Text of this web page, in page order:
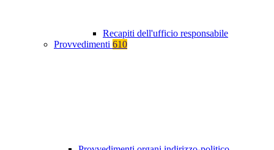
Recapiti dell'ufficio responsabile
Provvedimenti 610